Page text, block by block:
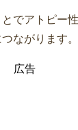
でアトピー
ながります。
広告